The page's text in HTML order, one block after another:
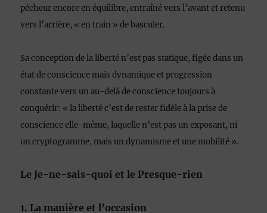
pécheur encore en équilibre, entraîné vers l’avant et retenu
vers l’arrière, « en train » de basculer.
Sa conception de la liberté n’est pas statique, figée dans un
état de conscience mais dynamique et progression
constante vers un au-delà de conscience toujours à
conquérir: « la liberté c’est de rester fidèle à la prise de
conscience elle-même, laquelle n’est pas un exposant, ni
un cryptogramme, mais un dynamisme et une mobilité ».
Le Je-ne-sais-quoi et le Presque-rien
1. La manière et l’occasion